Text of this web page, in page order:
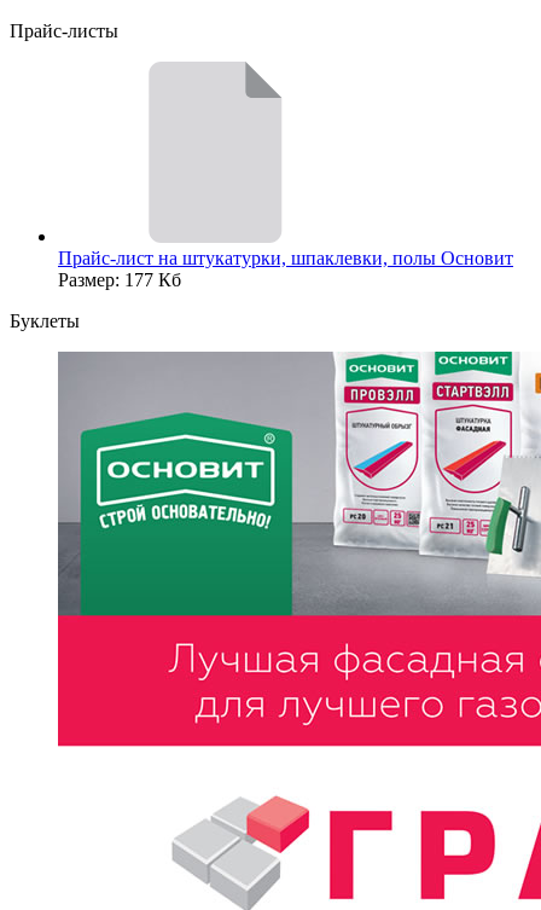
Прайс-листы
Прайс-лист на штукатурки, шпаклевки, полы Основит
Размер: 177 Кб
Буклеты